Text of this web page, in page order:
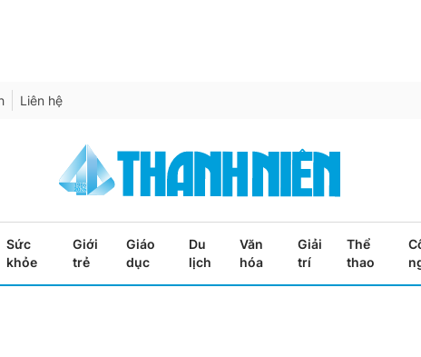
Liên hệ
Sức
khỏe
Giới
trẻ
Giáo
dục
Du
lịch
Văn
hóa
Giải
trí
Thể
thao